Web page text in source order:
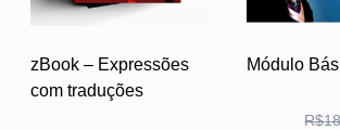
zBook – Expressões
com traduções
Módulo
R$